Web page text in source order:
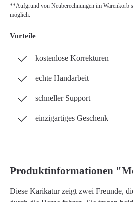
**Aufgrund von Neuberechnungen im Warenkorb
möglich.
Vorteile
kostenlose Korrekturen
echte Handarbeit
schneller Support
einzigartiges Geschenk
Produktinformationen
Diese Karikatur zeigt zwei Freunde,